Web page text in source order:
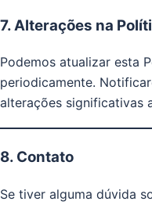
7. Alterações na
Podemos atualizar esta
periodicamente.
alterações significativas
8. Contato
Se tiver alguma dúvida